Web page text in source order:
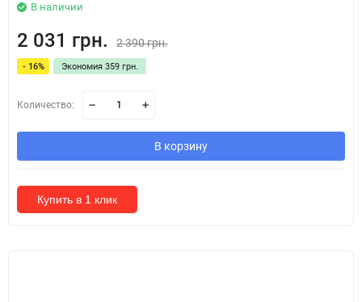
В наличии
2 031 грн. 2 390 грн.
- 16% Экономия 359 грн.
Количество:
В корзину
Купить в 1 клик